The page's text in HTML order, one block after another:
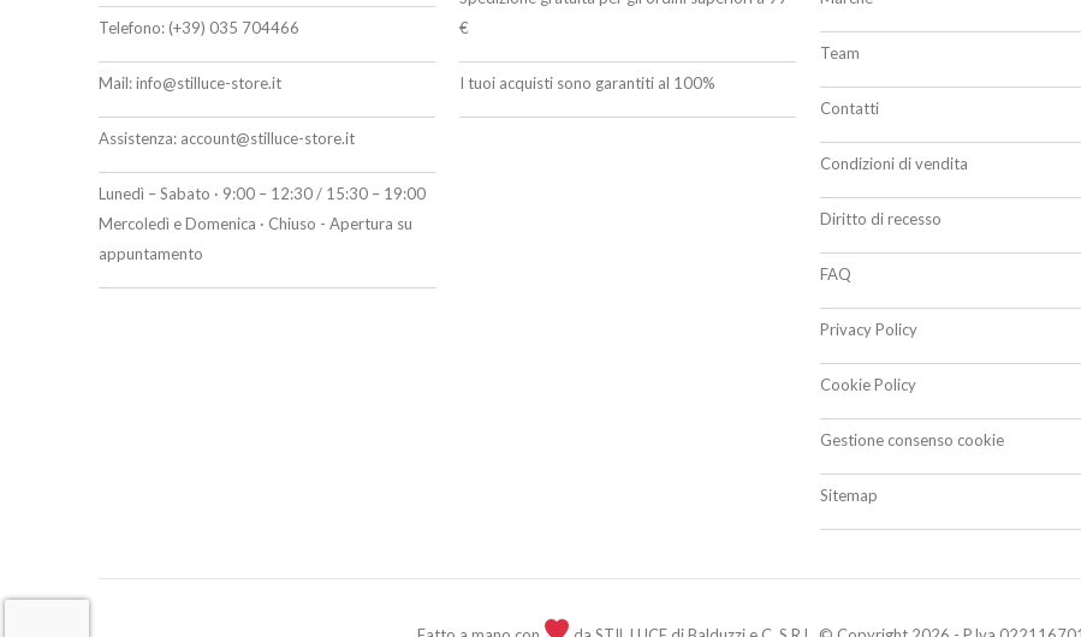
Telefono: (+39) 035 704466
Mail:info@stilluce-store.it
Assistenza: account@stilluce-store.it
Lunedì – Sabato · 9:00 – 12:30 / 15:30 – 19:00
Mercoledì e Domenica · Chiuso - Apertura su
appuntamento
€
I tuoi acquisti sono garantiti al 100%
Team
Contatti
Condizioni di vendita
Diritto di recesso
FAQ
Privacy Policy
Cookie Policy
Gestione consenso cookie
Sitemap